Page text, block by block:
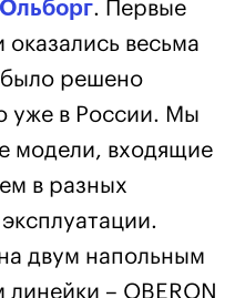
. Первые
оказались весьма
решено
уже в России. Мы
модели, входящие
в разных
двум напольным
– OBERON